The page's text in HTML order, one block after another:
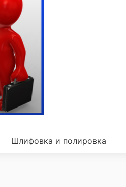
Шлифовка и полировка